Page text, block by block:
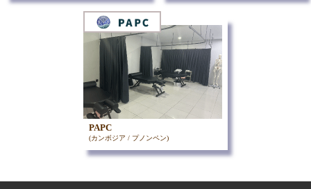
PAPC
(カンボジア / プノンペン)